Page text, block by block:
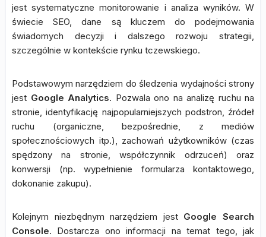
jest systematyczne monitorowanie i analiza wyników. W
świecie SEO, dane są kluczem do podejmowania
świadomych decyzji i dalszego rozwoju strategii,
szczególnie w kontekście rynku tczewskiego.
Podstawowym narzędziem do śledzenia wydajności strony
jest Google Analytics. Pozwala ono na analizę ruchu na
stronie, identyfikację najpopularniejszych podstron, źródeł
ruchu (organiczne, bezpośrednie, z mediów
społecznościowych itp.), zachowań użytkowników (czas
spędzony na stronie, współczynnik odrzuceń) oraz
konwersji (np. wypełnienie formularza kontaktowego,
dokonanie zakupu).
Kolejnym niezbędnym narzędziem jest Google Search
Console. Dostarcza ono informacji na temat tego, jak